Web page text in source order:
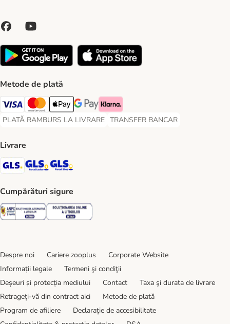
Metode de plată
Visa Payment Method
Master Card Payment Method
Apple Pay Payment Method
Google Pay Payment Method
Klarna Payment Method
PLATĂ RAMBURS LA LIVRARE
PLATĂ RAMBURS LA LIVRARE Payment Method
TRANSFER BANCAR
TRANSFER BANCAR Payment
Livrare
GLS Shipping Method
GLS Locker Shipping Method
Cumpărături sigure
Security Security
Despre noi Cariere zooplus
Corporate Website
Informații legale
Termeni şi condiţii
Deșeuri și protecția mediului
Contact
Taxa şi durata de livrare
Retrageți-vă din contract aici
Metode de plată
Program de afiliere
Declarație de accesibilitate